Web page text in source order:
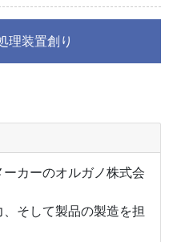
理装置創り
カーのオルガノ株式会
そして製品の製造を担